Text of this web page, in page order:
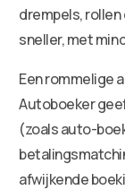
drempels,
sneller, met
Een rommelige
Autoboeker
(zoals auto-
afwijkende